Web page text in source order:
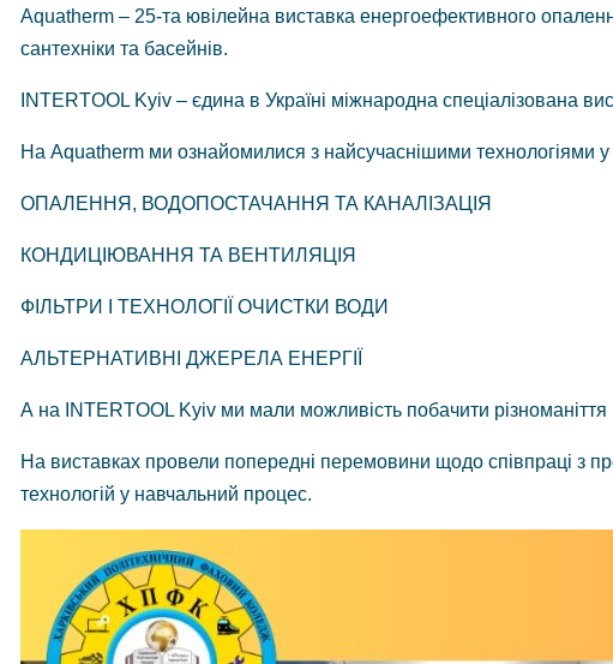
Aquatherm – 25-та ювілейна виставка енергоефективного
сантехніки та басейнів.
INTERTOOL Kyiv – єдина в Україні міжнародна спеціалізована
На Aquatherm ми ознайомилися з найсучаснішими технологіями у
ОПАЛЕННЯ, ВОДОПОСТАЧАННЯ ТА КАНАЛІЗАЦІЯ
КОНДИЦІЮВАННЯ ТА ВЕНТИЛЯЦІЯ
ФІЛЬТРИ І ТЕХНОЛОГІЇ ОЧИСТКИ ВОДИ
АЛЬТЕРНАТИВНІ ДЖЕРЕЛА ЕНЕРГІЇ
А на INTERTOOL Kyiv ми мали можливість побачити різноманіття
На виставках провели попередні перемовини щодо співпраці з
технологій у навчальний процес.